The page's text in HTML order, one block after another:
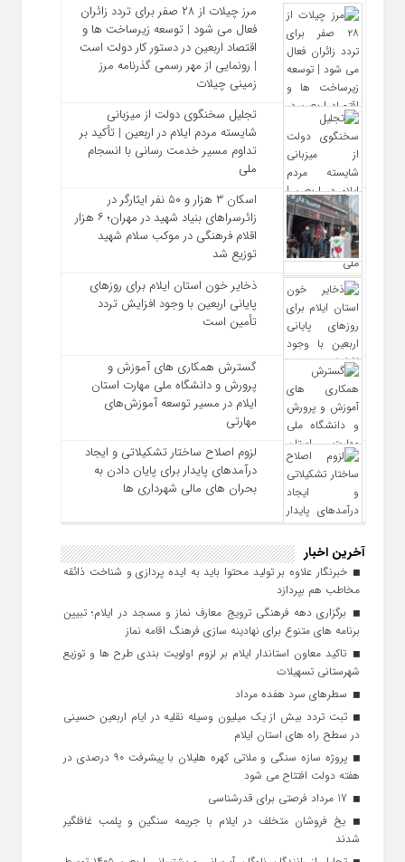
مرز چیلات از ۲۸ صفر برای تردد زائران
فعال می‌ شود | توسعه زیرساخت‌ ها و
اقتصاد اربعین در دستور کار دولت است
| رونمایی از مهر رسمی گذرنامه مرز
زمینی چیلات
تجلیل سخنگوی دولت از میزبانی
شایسته مردم ایلام در اربعین | تأکید بر
تداوم مسیر خدمت‌ رسانی با انسجام
ملی
اسکان ۳ هزار و ۵۰ نفر ایثارگر در
زائرسراهای بنیاد شهید در مهران؛ ۶ هزار
اقلام فرهنگی در موکب سلام شهید
توزیع شد
ذخایر خون استان ایلام برای روزهای
پایانی اربعین با وجود افزایش تردد
تأمین است
گسترش همکاری‌ های آموزش و
پرورش و دانشگاه ملی مهارت استان
ایلام در مسیر توسعه آموزش‌های
مهارتی
لزوم اصلاح ساختار تشکیلاتی و ایجاد
درآمدهای پایدار برای پایان دادن به
بحران‌ های مالی شهرداری‌ ها
آخرین اخبار
خبرنگار علاوه بر تولید محتوا باید به ایده‌ پردازی و شناخت ذائقه
مخاطب هم بپردازد
برگزاری دهه فرهنگی ترویج معارف نماز و مسجد در ایلام؛ تبیین
برنامه‌ های متنوع برای نهادینه‌ سازی فرهنگ اقامه نماز
تاکید معاون استاندار ایلام بر لزوم اولویت‌ بندی طرح‌ ها و توزیع
شهرستانی تسهیلات
سطرهای سرد هفده مرداد
ثبت تردد بیش از یک میلیون وسیله نقلیه در ایام اربعین حسینی
در سطح راه‌ های استان ایلام
پروژه سازه سنگی و ملاتی کهره هلیلان با پیشرفت ۹۰ درصدی در
هفته دولت افتتاح می شود
یخ‌ فروشان متخلف در ایلام با جریمه سنگین و پلمب غافلگیر
شدند